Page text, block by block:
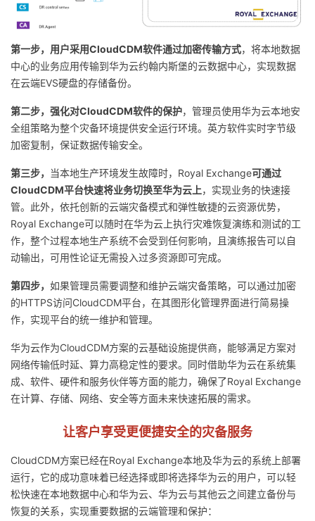
第一步，用户采用CloudCDM软件通过加密传输方式，将本地数据
中心的业务应用传输到华为云约翰内斯堡的云数据中心，实现数据
在云端EVS硬盘的存储备份。
第二步，强化对CloudCDM软件的保护，管理员使用华为云本地安
全组策略为整个灾备环境提供安全运行环境。英方软件实时字节级
加密复制，保证数据传输安全。
第三步， 当本地生产环境发生故障时，Royal Exchange可通过
CloudCDM平台快速将业务切换至华为云上，实现业务的快速接
管。此外，依托创新的云端灾备模式和弹性敏捷的云资源优势，
Royal Exchange可以随时在华为云上执行灾难恢复演练和测试的工
作，整个过程本地生产系统不会受到任何影响，且演练报告可以自
动输出，可用性论证无需投入过多资源即可完成。
第四步， 如果管理员需要调整和维护云端灾备策略，可以通过加密
的HTTPS访问CloudCDM平台，在其图形化管理界面进行简易操
作，实现平台的统一维护和管理。
华为云作为CloudCDM方案的云基础设施提供商，能够满足方案对
网络传输低时延、算力高稳定性的要求。同时借助华为云在系统集
成、软件、硬件和服务伙伴等方面的能力，确保了Royal Exchange
在计算、存储、网络、安全等方面未来快速拓展的需求。
让客户享受更便捷安全的灾备服务
CloudCDM方案已经在Royal Exchange本地及华为云的系统上部署
运行，它的成功意味着已经选择或即将选择华为云的用户，可以轻
松快速在本地数据中心和华为云、华为云与其他云之间建立备份与
恢复的关系，实现重要数据的云端管理和保护：